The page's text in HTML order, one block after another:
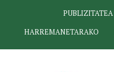
PUBLIZITATEA
HARREMANETARAKO